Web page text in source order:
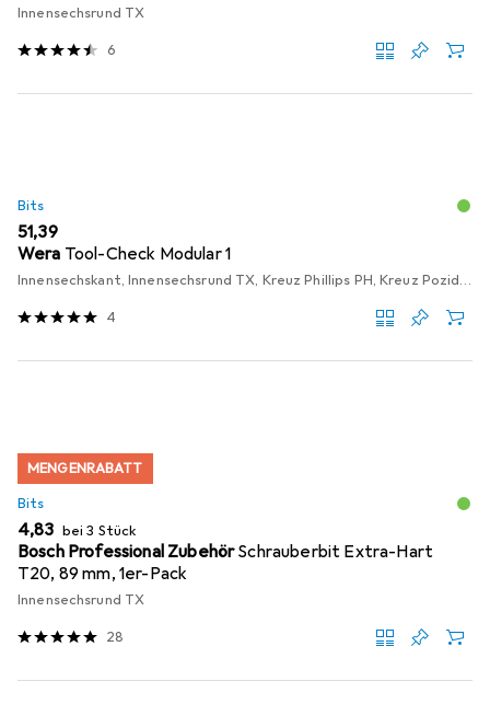
Innensechsrund TX
6
Bits
EUR
51,39
Wera Tool-Check Modular 1
Innensechskant, Innensechsrund TX, Kreuz Phillips PH, Kreuz Pozidriv PZ, Schraubschlitz
4
MENGENRABATT
Bits
EUR
4,83 bei 3 Stück
Bosch Professional ZubehörSchrauberbit Extra-Hart
T20, 89 mm, 1er-Pack
Innensechsrund TX
28